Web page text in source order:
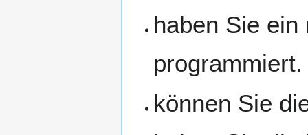
haben Sie
programmiert.
können Sie